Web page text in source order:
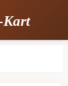
Kart